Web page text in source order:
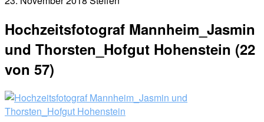
Hochzeitsfotograf Mannheim_Jasmin
und Thorsten_Hofgut Hohenstein (22
von 57)